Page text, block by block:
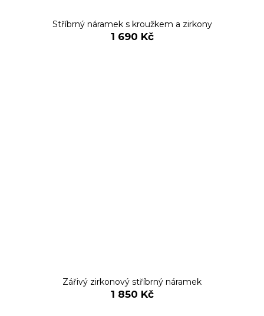
Stříbrný náramek s kroužkem a zirkony
1 690 Kč
Zářivý zirkonový stříbrný náramek
1 850 Kč